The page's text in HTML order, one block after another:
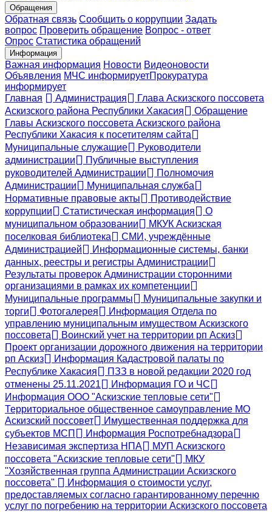
Обращения
Обратная связь Сообщить о коррупции Задать
вопрос Проверить обращение Вопрос - ответ
Опрос Статистика обращений
Информация
Важная информация Новости Видеоновости
Объявления МЧС информируетПрокуратура
информирует
Главная
Администрация
Глава Аскизского поссовета
Аскизского района Республики Хакасия
Обращение
Главы Аскизского поссовета Аскизского района
Республики Хакасия к посетителям сайта
Муниципальные служащие
Руководители
администрации
Публичные выступления
руководителей Администрации
Полномочия
Администрации
Муниципальная служба
Нормативные правовые акты
Противодействие
коррупции
Статистическая информация
О
муниципальном образовании
МКУК Аскизская
поселковая библиотека
СМИ, учреждённые
Администрацией
Информационные системы, банки
данных, реестры и регистры Администрации
Результаты проверок Администрации сторонними
организациями в рамках их компетенции
Муниципальные программы
Муниципальные закупки и
торги
Фотогалерея
Информация Отдела по
управлению муниципальным имуществом Аскизского
поссовета
Воинский учет на территории рп Аскиз
Проект организации дорожного движения на территории
рп Аскиз
Информация Кадастровой палаты по
Республике Хакасия
ПЗЗ в новой редакции 2020 год
отменены 25.11.2021
Информация ГО и ЧС
Информация ООО "Аскизские тепловые сети"
Территориальное общественное самоуправление МО
Аскизский поссовет
Имущественная поддержка для
субъектов МСП
Информация Роспотребнадзора
Независимая экспертиза НПА
МУП Аскизского
поссовета "Аскизские тепловые сети"
МКУ
"Хозяйственная группа Администрации Аскизского
поссовета"
Информация о стоимости услуг,
предоставляемых согласно гарантированному перечню
услуг по погребению на территории Аскизского поссовета